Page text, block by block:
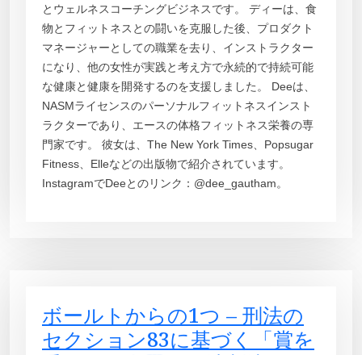
とウェルネスコーチングビジネスです。 ディーは、食
物とフィットネスとの闘いを克服した後、プロダクト
マネージャーとしての職業を去り、インストラクター
になり、他の女性が実践と考え方で永続的で持続可能
な健康と健康を開発するのを支援しました。 Deeは、
NASMライセンスのパーソナルフィットネスインスト
ラクターであり、エースの体格フィットネス栄養の専
門家です。 彼女は、The New York Times、Popsugar
Fitness、Elleなどの出版物で紹介されています。
InstagramでDeeとのリンク：@dee_gautham。
ボールトからの1つ – 刑法の
セクション83に基づく「賞を